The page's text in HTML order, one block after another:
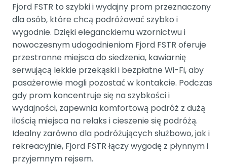
Fjord FSTR to szybki i wydajny prom przeznaczony
dla osób, które chcą podróżować szybko i
wygodnie. Dzięki eleganckiemu wzornictwu i
nowoczesnym udogodnieniom Fjord FSTR oferuje
przestronne miejsca do siedzenia, kawiarnię
serwującą lekkie przekąski i bezpłatne Wi-Fi, aby
pasażerowie mogli pozostać w kontakcie. Podczas
gdy prom koncentruje się na szybkości i
wydajności, zapewnia komfortową podróż z dużą
ilością miejsca na relaks i cieszenie się podróżą.
Idealny zarówno dla podróżujących służbowo, jak i
rekreacyjnie, Fjord FSTR łączy wygodę z płynnym i
przyjemnym rejsem.